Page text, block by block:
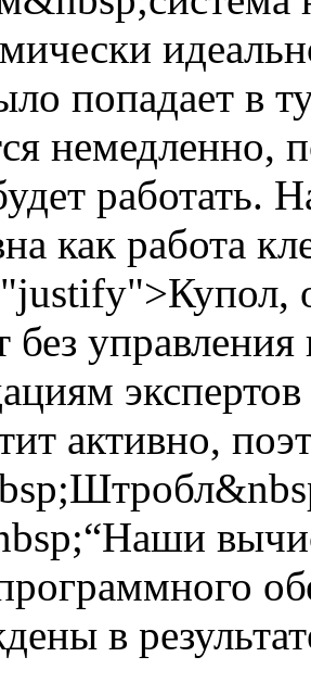
попадает в
немедленно,
работать.
как работа
без
активно,
в